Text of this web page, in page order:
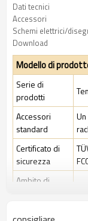
Dati tecnici
Accessori
Schemi elettrici/
Download
Modello di
Serie di
prodotti
Accessori
standard
Certificato di
sicurezza
Ambito di